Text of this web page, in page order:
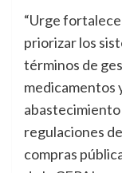
“Urge
priorizar los
términos de
medicamentos
abastecimiento
regulaciones
compras